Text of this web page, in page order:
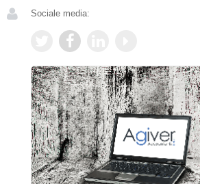
Sociale media: